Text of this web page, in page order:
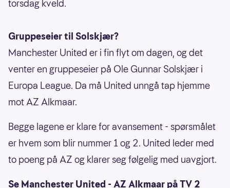
torsdag kveld.
Gruppeseier til Solskjær?
Manchester United er i fin flyt om dagen, og det
venter en gruppeseier på Ole Gunnar Solskjær i
Europa League. Da må United unngå tap hjemme
mot AZ Alkmaar.
Begge lagene er klare for avansement - spørsmålet
er hvem som blir nummer 1 og 2. United leder med
to poeng på AZ og klarer seg følgelig med uavgjort.
Se Manchester United - AZ Alkmaar på TV 2